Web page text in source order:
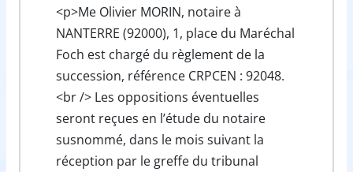
<p>Me Olivier MORIN, notaire à
NANTERRE (92000), 1, place du Maréchal
Foch est chargé du règlement de la
succession, référence CRPCEN : 92048.
<br /> Les oppositions éventuelles
seront reçues en l’étude du notaire
susnommé, dans le mois suivant la
réception par le greffe du tribunal